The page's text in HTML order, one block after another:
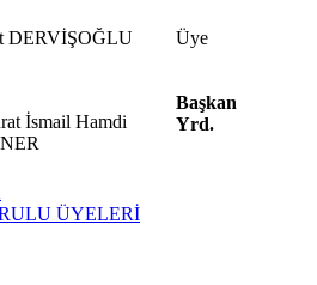
DERVİŞOĞLU Üye
İsmail Hamdi
Başkan
Yrd.
ÜYELERİ